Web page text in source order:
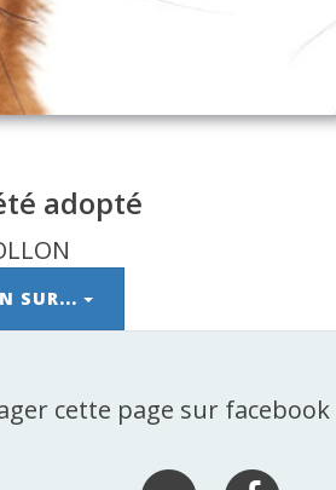
adopté
SUR...
cette page sur